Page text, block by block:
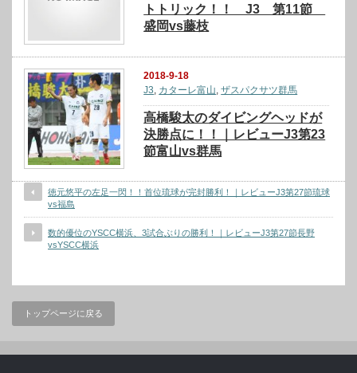
トトリック！！ J3 第11節
盛岡vs藤枝
2018-9-18
J3 カターレ富山 ,ザスパクサツ群馬
高橋駿太のダイビングヘッドが
決勝点に！！｜レビューJ3第23
節富山vs群馬
徳元悠平の左足一閃！！首位琉球が完封勝利！｜レビューJ3第27節琉球
vs福島
数的優位のYSCC横浜、3試合ぶりの勝利！｜レビューJ3第27節長野
vsYSCC横浜
トップページに戻る